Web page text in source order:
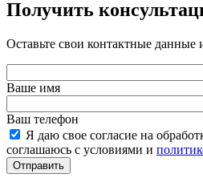
Получить
Оставьте свои контактные
Ваше имя
Ваш телефон
Я даю свое согласие на
соглашаюсь с условиями и
Отправить